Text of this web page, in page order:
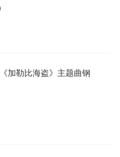
加勒比海盗》主题曲钢